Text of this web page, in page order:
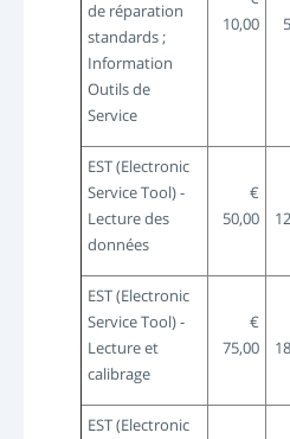
de réparation
standards ;
Information
Outils de
Service
10,00
EST (Electronic
Service Tool) -
Lecture des
données
€
50,00
EST (Electronic
Service Tool) -
Lecture et
calibrage
€
75,00
EST (Electronic